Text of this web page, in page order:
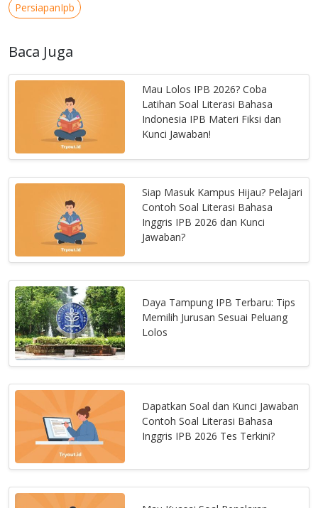
PersiapanIpb
Baca Juga
Mau Lolos IPB 2026? Coba
Latihan Soal Literasi Bahasa
Indonesia IPB Materi Fiksi dan
Kunci Jawaban!
Siap Masuk Kampus Hijau? Pelajari
Contoh Soal Literasi Bahasa
Inggris IPB 2026 dan Kunci
Jawaban?
Daya Tampung IPB Terbaru: Tips
Memilih Jurusan Sesuai Peluang
Lolos
Dapatkan Soal dan Kunci Jawaban
Contoh Soal Literasi Bahasa
Inggris IPB 2026 Tes Terkini?